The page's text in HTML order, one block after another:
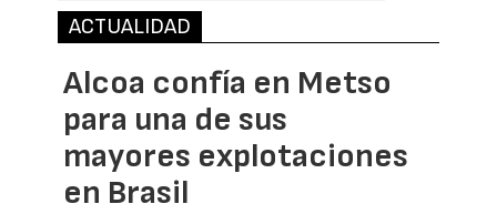
ACTUALIDAD
Alcoa confía en Metso
para una de sus
mayores explotaciones
en Brasil